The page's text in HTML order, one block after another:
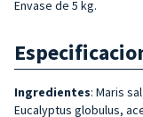
Envase de 5 kg.
Ingredientes: Maris
Eucalyptus globulus,